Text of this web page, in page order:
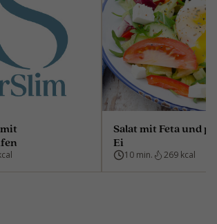
Salat mit Feta und
Ei
10 min. 269 kcal